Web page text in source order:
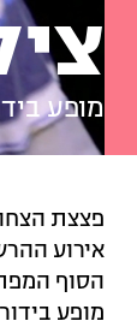
מופע
פצצת
אירוע
הסוף
מופע